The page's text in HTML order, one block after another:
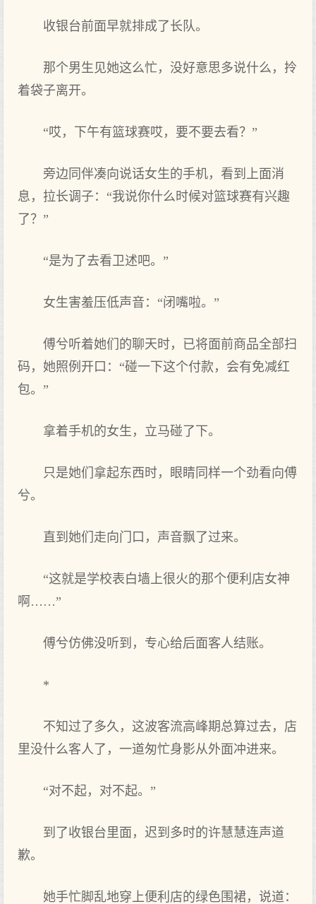
收银台前面早就排成了长队。
那个男生见她这么忙，没好意思多说什么，拎
着袋子离开。
“哎，下午有篮球赛哎，要不要去看？”
旁边同伴凑向说话女生的手机，看到上面消
息，拉长调子：“我说你什么时候对篮球赛有兴趣
了？”
“是为了去看卫述吧。”
女生害羞压低声音：“闭嘴啦。”
傅兮听着她们的聊天时，已将面前商品全部扫
码，她照例开口：“碰一下这个付款，会有免减红
包。”
拿着手机的女生，立马碰了下。
只是她们拿起东西时，眼睛同样一个劲看向傅
兮。
直到她们走向门口，声音飘了过来。
“这就是学校表白墙上很火的那个便利店女神
啊……”
傅兮仿佛没听到，专心给后面客人结账。
*
不知过了多久，这波客流高峰期总算过去，店
里没什么客人了，一道匆忙身影从外面冲进来。
“对不起，对不起。”
到了收银台里面，迟到多时的许慧慧连声道
歉。
她手忙脚乱地穿上便利店的绿色围裙，说道：